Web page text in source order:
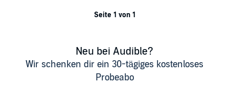
Seite 1 von 1
Neu bei Audible?
Wir schenken dir ein 30-tägiges kostenloses
Probeabo